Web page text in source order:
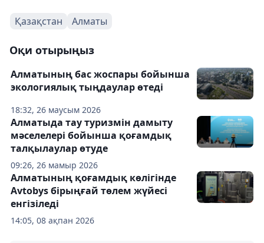
Қазақстан Алматы
Оқи отырыңыз
18:32, 26 маусым 2026
Алматының бас жоспары бойынша
экологиялық тыңдаулар өтеді
09:26, 26 мамыр 2026
Алматыда тау туризмін дамыту
мәселелері бойынша қоғамдық
талқылаулар өтуде
14:05, 08 ақпан 2026
Алматының қоғамдық көлігінде
Avtobys бірыңғай төлем жүйесі
енгізіледі